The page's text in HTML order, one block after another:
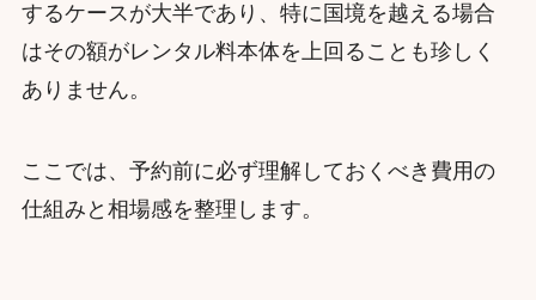
するケースが大半であり、特に国境を越える場合
はその額がレンタル料本体を上回ることも珍しく
ありません。
ここでは、予約前に必ず理解しておくべき費用の
仕組みと相場感を整理します。